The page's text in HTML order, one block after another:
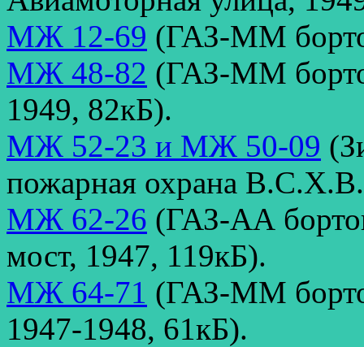
МЖ 12-69 (ГАЗ-ММ
МЖ 48-82 (ГАЗ-ММ
1949, 82кБ).
МЖ 52-23 и МЖ 50-09
пожарная охрана
МЖ 62-26 (ГАЗ-АА
мост, 1947, 119кБ).
МЖ 64-71 (ГАЗ-ММ
1947-1948, 61кБ).